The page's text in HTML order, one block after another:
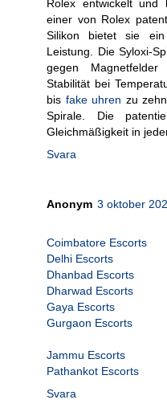
Rolex entwickelt und
einer von Rolex
Silikon bietet sie ein
Leistung. Die Syloxi-
gegen
Stabilität bei
bis fake uhren zu
Spirale. Die
Gleichmäßigkeit in
Svara
Anonym 3 oktober
Coimbatore Escorts
Delhi Escorts
Dhanbad Escorts
Dharwad Escorts
Gaya Escorts
Gurgaon Escorts
Jammu Escorts
Pathankot Escorts
Svara